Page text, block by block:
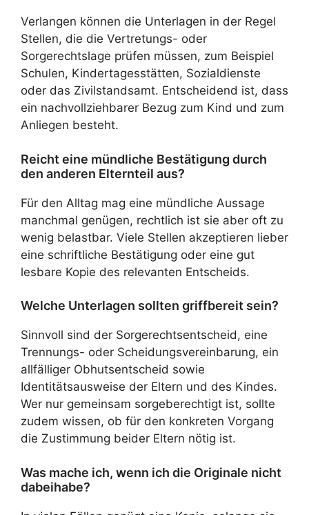
Verlangen können die Unterlagen in der Regel
Stellen, die die Vertretungs- oder
Sorgerechtslage prüfen müssen, zum Beispiel
Schulen, Kindertagesstätten, Sozialdienste
oder das Zivilstandsamt. Entscheidend ist, dass
ein nachvollziehbarer Bezug zum Kind und zum
Anliegen besteht.
Reicht eine mündliche Bestätigung durch
den anderen Elternteil aus?
Für den Alltag mag eine mündliche Aussage
manchmal genügen, rechtlich ist sie aber oft zu
wenig belastbar. Viele Stellen akzeptieren lieber
eine schriftliche Bestätigung oder eine gut
lesbare Kopie des relevanten Entscheids.
Welche Unterlagen sollten griffbereit sein?
Sinnvoll sind der Sorgerechtsentscheid, eine
Trennungs- oder Scheidungsvereinbarung, ein
allfälliger Obhutsentscheid sowie
Identitätsausweise der Eltern und des Kindes.
Wer nur gemeinsam sorgeberechtigt ist, sollte
zudem wissen, ob für den konkreten Vorgang
die Zustimmung beider Eltern nötig ist.
Was mache ich, wenn ich die Originale nicht
dabeihabe?